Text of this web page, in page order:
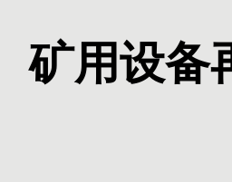
矿用设备